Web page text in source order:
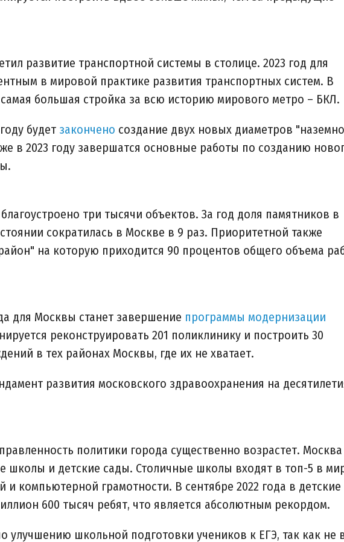
развитие транспортной системы в столице. 2023 год для
в мировой практике развития транспортных систем. В
большая стройка за всю историю мирового метро – БКЛ.
будет закончено создание двух новых диаметров
в 2023 году завершатся основные работы по созданию
три тысячи объектов. За год доля памятников в
сократилась в Москве в 9 раз. Приоритетной также
на которую приходится 90 процентов общего объема
для Москвы станет завершение программы модернизации
реконструировать 201 поликлинику и построить 30
в тех районах Москвы, где их не хватает.
развития московского здравоохранения на
политики города существенно возрастет. Москва
школы и детские сады. Столичные школы входят в топ-5 в
и компьютерной грамотности. В сентябре 2022 года в детские
600 тысяч ребят, что является абсолютным рекордом.
улучшению школьной подготовки учеников к ЕГЭ, так как не